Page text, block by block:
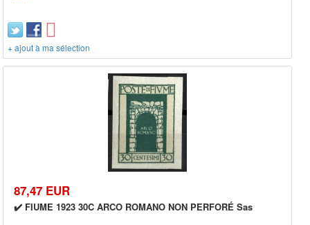
+ ajout à ma sélection
87,47 EUR
✔️ FIUME 1923 30C ARCO ROMANO NON PERFORÉ Sas